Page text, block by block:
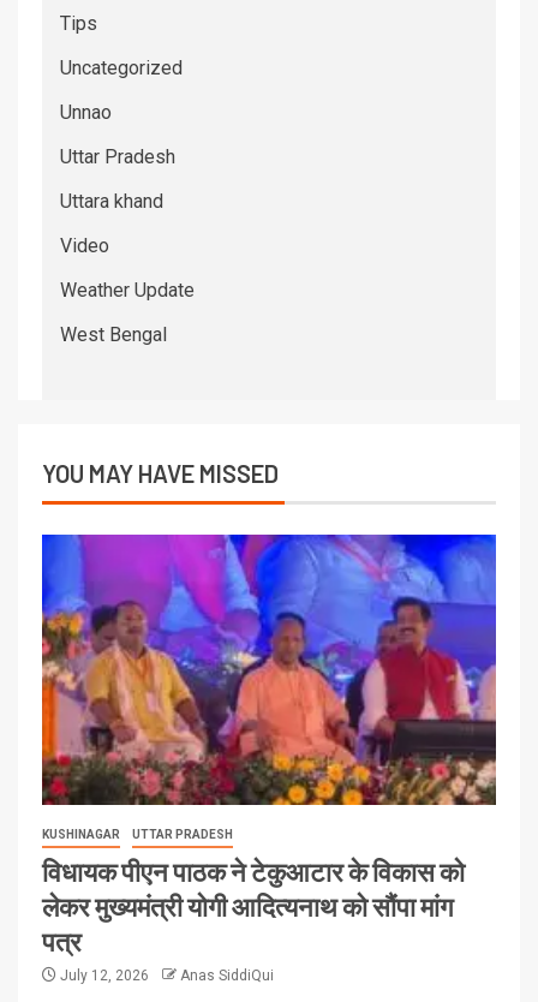
Tips
Uncategorized
Unnao
Uttar Pradesh
Uttara khand
Video
Weather Update
West Bengal
YOU MAY HAVE MISSED
KUSHINAGAR UTTAR PRADESH
विधायक पीएन पाठक ने टेकुआटार के विकास को
लेकर मुख्यमंत्री योगी आदित्यनाथ को सौंपा मांग
पत्र
July 12, 2026 Anas SiddiQui